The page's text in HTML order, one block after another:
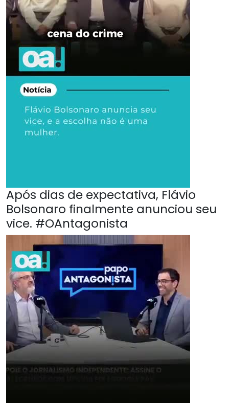
Após dias de expectativa, Flávio
Bolsonaro finalmente anunciou seu
vice. #OAntagonista